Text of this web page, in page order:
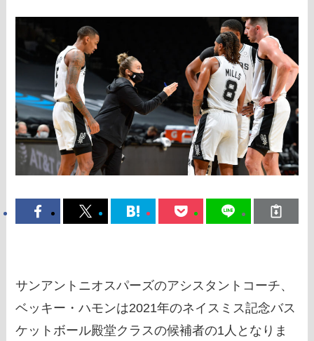
サンアントニオスパーズのアシスタントコーチ、
ベッキー・ハモンは2021年のネイスミス記念バス
ケットボール殿堂クラスの候補者の1人となりま